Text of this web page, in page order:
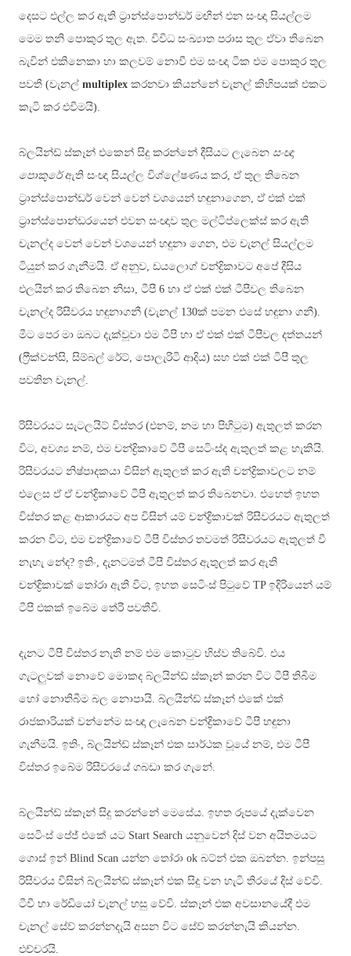
දෙසට එල්ල කර ඇති ට්‍රාන්ස්පොන්ඩර් මඟින් එන සංඥා සියල්ලම
මෙම තනි පොකුර තුල ඇත. විවිධ සංඛ්‍යාත පරාස තුල ඒවා තිබෙන
බැවින් එකිනෙකා හා කලවම් නොවී එම සංඥා ටික එම පොකුර තුල
පවතී (චැනල් multiplex කරනවා කියන්නේ චැනල් කිහිපයක් එකට
කැටි කර එවීමයි).
බ්ලයින්ඩ් ස්කෑන් එකෙන් සිදු කරන්නේ දීසියට ලැබෙන සංඥා
පොකුරේඇති සංඥා සියල්ල විශ්ලේෂණය කර, ඒ තුල තිබෙන
ට්‍රාන්ස්පොන්ඩර් වෙන් වෙන් වශයෙන් හඳුනාගෙන, ඒ එක් එක්
ට්‍රාන්ස්පොන්ඩරයෙන් එවන සංඥාව තුල මල්ටිප්ලෙක්ස් කර ඇති
චැනල්ද වෙන් වෙන් වශයෙන් හඳුනා ගෙන, එම චැනල් සියල්ලම
ටියුන් කර ගැනීමයි. ඒ අනුව, ඩයලොග් චන්ද්‍රිකාවට අපේ දීසිය
එලයින් කර තිබෙන නිසා, ටීපී 6 හා ඒ එක් එක් ටීපීවල තිබෙන
චැනල්ද රිසීවරය හඳුනාගනී (චැනල් 130ක් පමන එසේ හඳුනා ගනී).
මීට පෙර මා ඔබට දැක්වූවා එම ටීපී හා ඒ එක් එක් ටීපීවල දත්තයන්
(ෆ්‍රීක්වන්සි, සිම්බල් රේට්, පොලැරිටි ආදිය) සහ එක් එක් ටිපී තුල
පවතින චැනල්.
රිසීවරයට සැටලයිට් විස්තර (එනම්, නම හා පිහිටුම) ඇතුලත් කරන
විට, අවශ්‍ය නම්, එම චන්ද්‍රිකාවේ ටීපී සෙටිංස්ද ඇතුලත් කළ හැකියි.
රිසීවරයට නිෂ්පාදකයා විසින් ඇතුලත් කර ඇති චන්ද්‍රිකාවලට නම්
එලෙස ඒ ඒ චන්ද්‍රිකාවේ ටීපී ඇතුලත් කර තිබෙනවා. එහෙත් ඉහත
විස්තර කළ ආකාරයට අප විසින් යම් චන්ද්‍රිකාවක් රිසීවරයට ඇතුලත්
කරන විට, එම චන්ද්‍රිකාවේ ටීපී විස්තර තවමත් රිසීවරයට ඇතුලත් වී
නැහැ නේද? ඉතිං, දැනටමත් ටීපී විස්තර ඇතුලත් කර ඇති
චන්ද්‍රිකාවක් තෝරා ඇති විට, ඉහත සෙටිංස් පිටුවේ TP ඉදිරියෙන් යම්
ටීපී එකක් ඉබේම තේරී පවතීවි.
දැනට ටීපී විස්තර නැති නම් එම කොටුව හිස්ව තිබේවි. එය
ගැටලුවක් නොවේ මොකද බ්ලයින්ඩ් ස්කෑන් කරන විට ටීපී තිබීම
හෝ නොතිබීම බල නොපායි. බ්ලයින්ඩ් ස්කෑන් එකේ එක්
රාජකාරියක් වන්නේම සංඥා ලැබෙන චන්ද්‍රිකාවේ ටීපී හඳුනා
ගැනීමයි. ඉතිං, බ්ලයින්ඩ් ස්කෑන් එක සාර්ථක වූයේ නම්, එම ටීපී
විස්තර ඉබේම රිසීවරයේ ගබඩා කර ගැනේ.
බ්ලයින්ඩ් ස්කෑන් සිදු කරන්නේ මෙසේය. ඉහත රූපයේ දැක්වෙන
සෙටිංස් පේජ් එකේ යට Start Search යනුවෙන් දිස් වන අයිතමයට
ගොස් ඉන් Blind Scan යන්න තෝරා ok බට්න් එක ඔබන්න. ඉන්පසු
රිසීවරය විසින් බ්ලයින්ඩ් ස්කෑන් එක සිදු වන හැටි තිරයේ දිස් වේවි.
ටීවී හා රේඩියෝ චැනල් හසු වේවි. ස්කෑන් එක අවසානයේදී එම
චැනල් සේව් කරන්නදැයි අසන විට සේව් කරන්නැයි කියන්න.
එච්චරයි.